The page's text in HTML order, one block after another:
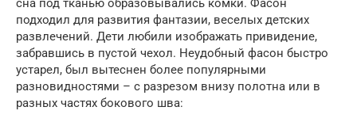
сна под тканью образовывались комки. Фасон
подходил для развития фантазии, веселых детских
развлечений. Дети любили изображать привидение,
забравшись в пустой чехол. Неудобный фасон быстро
устарел, был вытеснен более популярными
разновидностями – с разрезом внизу полотна или в
разных частях бокового шва: